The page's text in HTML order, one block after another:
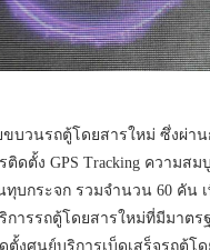
ขบวนรถตู้โดยสารใหม่ ซึ่งผ่
ติดตั้ง GPS Tracking ความ
ทุบกระจก รวมจำนวน 60 คัน
ารรถตู้โดยสารใหม่ที่มีมาตร
งศูนย์บริการเบ็ดเสร็จรถตู้โ